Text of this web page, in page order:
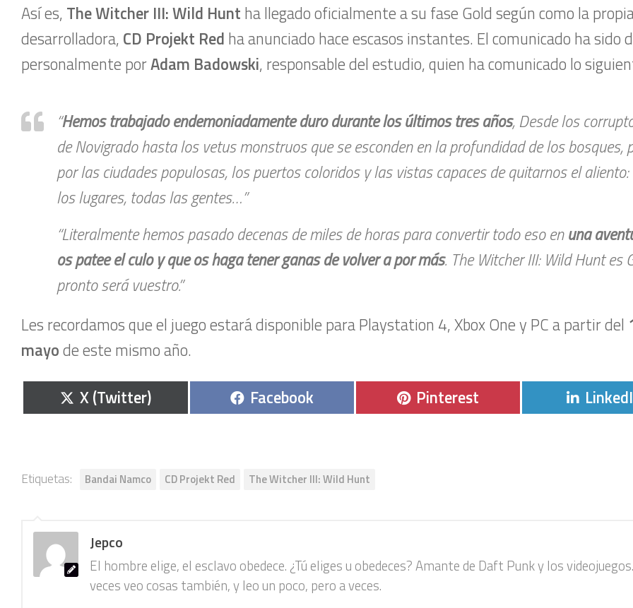
Así es, The Witcher III: Wild Hunt ha llegado oficialmente a su fase Gold según como la
desarrolladora, CD Projekt Red ha anunciado hace escasos instantes. El comunicado ha sido
personalmente porAdam Badowski, responsable del estudio, quien ha comunicado lo
“Hemos trabajado endemoniadamente duro durante los últimos tres años, Desde los
de Novigrado hasta los vetus monstruos que se esconden en la profundidad de los bosques,
por las ciudades populosas, los puertos coloridos y las vistas capaces de quitarnos el aliento:
los lugares, todas las gentes…”
“Literalmente hemos pasado decenas de miles de horas para convertir todo eso enuna
os patee el culo y que os haga tener ganas de volver a por más. The Witcher III: Wild Hunt es
pronto será vuestro.”
Les recordamos que el juego estará disponible para Playstation 4, Xbox One y PC a partir del
mayode este mismo año.
Compartir
en
X (Twitter) Compartir
en
Facebook Compartir
en
Pinterest
en
Etiquetas: Bandai Namco CD Projekt Red The Witcher III: Wild Hunt
Jepco
El hombre elige, el esclavo obedece. ¿Tú eliges u obedeces? Amante de Daft Punk y los
veces veo cosas también, y leo un poco, pero a veces.